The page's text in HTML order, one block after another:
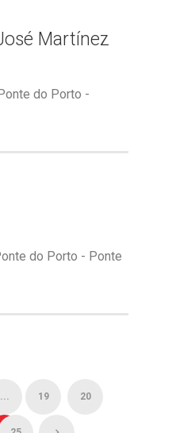
Martínez
do Porto -
do Porto - Ponte
... 19 20